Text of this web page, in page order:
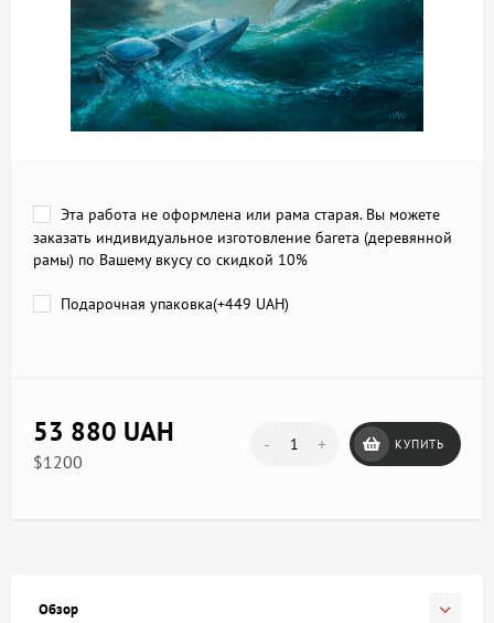
Эта работа не оформлена или рама старая. Вы можете
заказать индивидуальное изготовление багета (деревянной
рамы) по Вашему вкусу со скидкой 10%
Подарочная упаковка(+449 UAH)
53 880 UAH
$1200
- + КУПИТЬ
Обзор